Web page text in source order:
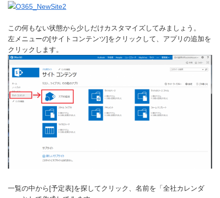
この何もない状態から少しだけカスタマイズしてみましょう。
左メニューの[サイトコンテンツ]をクリックして、アプリの追加を
クリックします。
一覧の中から[予定表]を探してクリック、名前を「全社カレンダ